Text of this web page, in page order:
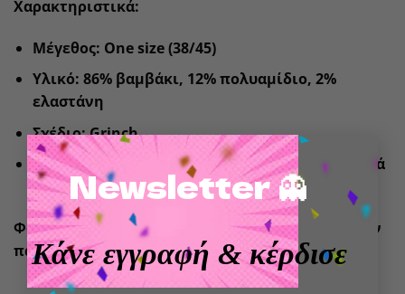
Newsletter 👻
Κάνε εγγραφή & κέρδισε
Χαρακτηριστικά:
Μέγεθος: One size (38/45)
Υλικό: 86% βαμβάκι, 12% πολυαμίδιο, 2%
ελαστάνη
Σχέδιο: Grinch
Κατασκευασμένες από υψηλής ποιότητας υλικά
για μέγιστη άνεση.
Φορέστε τις και αφήστε τον Grinch να κλέψει την
παράσταση!